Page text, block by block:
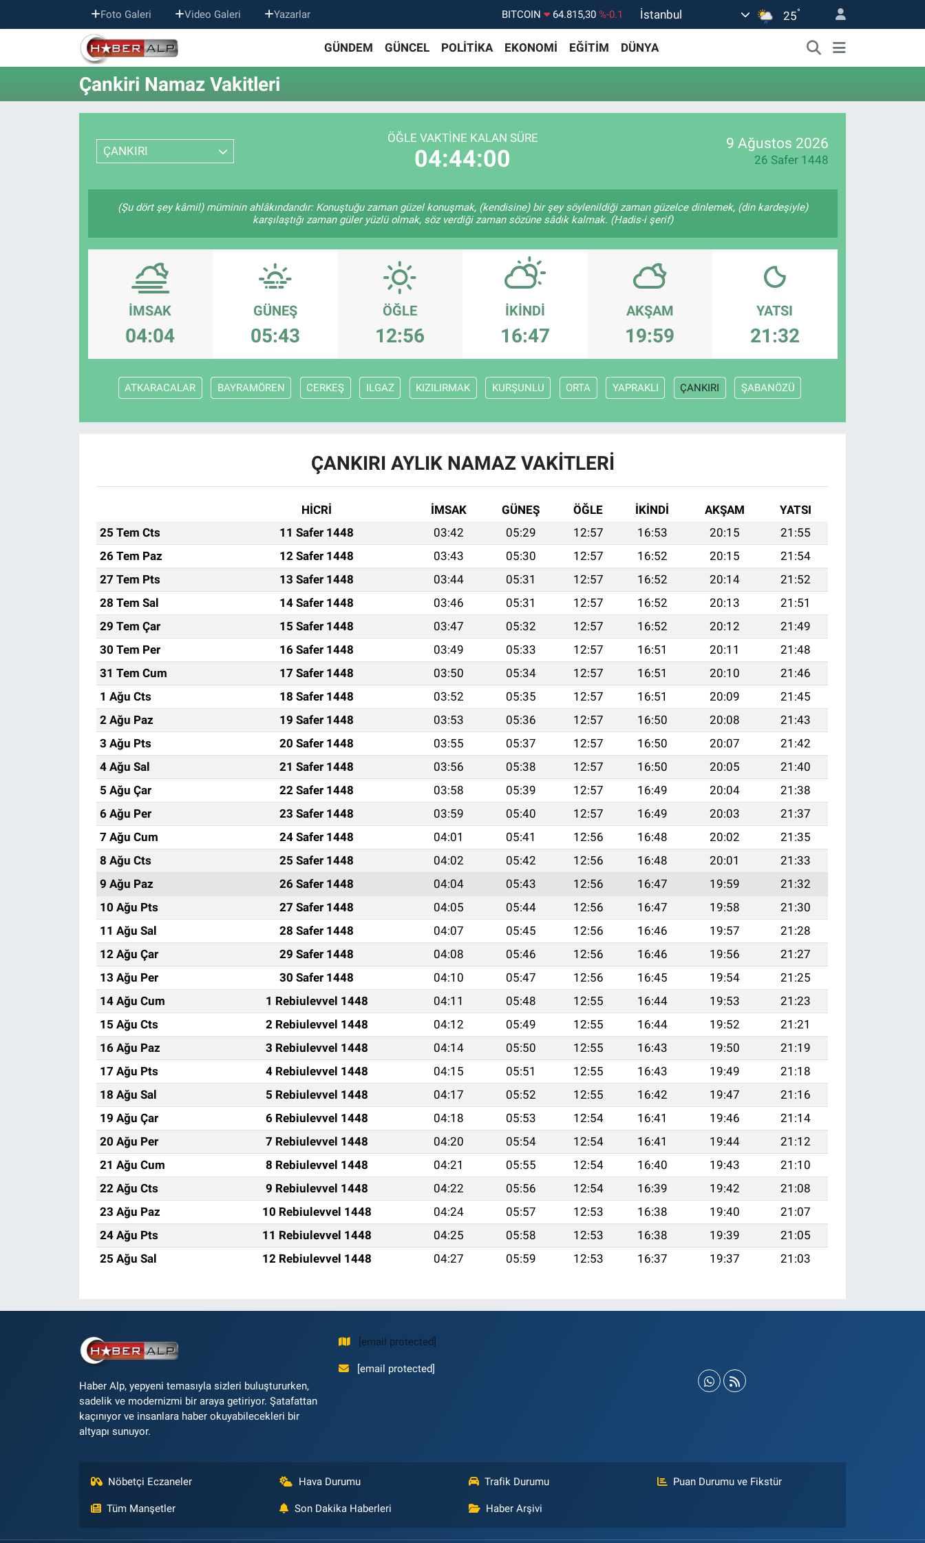
Foto Galeri Video Galeri Yazarlar BITCOIN 64.815,30 %-0.1
47,7436
%0.18
EURO
55,2510 %0.32
GRAM ALTIN
6660.55 %0
BİST100
İstanbul 25°
GÜNDEM GÜNCEL POLİTİKA EKONOMİ EĞİTİM DÜNYA
Çankiri Namaz Vakitleri
ÇANKIRI
ÖĞLE VAKTINE KALAN SÜRE
04:44:00
9 Ağustos 2026
26 Safer 1448
(Şu dört şey kâmil) müminin ahlâkındandır: Konuştuğu zaman güzel konuşmak, (kendisine) bir şey söylenildiği zaman güzelce dinlemek, (din kardeşiyle)
karşılaştığı zaman güler yüzlü olmak, söz verdiği zaman sözüne sâdık kalmak. (Hadis-i şerif)
İMSAK
04:04
GÜNEŞ
05:43
ÖĞLE
12:56
İKINDI
16:47
AKŞAM
19:59
YATSI
21:32
ATKARACALAR BAYRAMÖREN CERKEŞ ILGAZ KIZILIRMAK KURŞUNLU ORTA YAPRAKLI ÇANKIRI ŞABANÖZÜ
ÇANKIRI AYLIK NAMAZ VAKITLERI
HİCRİ İMSAK GÜNEŞ ÖĞLE İKINDI AKŞAM
YATSI
25 Tem Cts
11 Safer 1448 03:42 05:29 12:57 16:53 20:15
21:55
26 Tem Paz
12 Safer 1448 03:43 05:30 12:57 16:52 20:15
21:54
27 Tem Pts
13 Safer 1448 03:44 05:31 12:57 16:52 20:14
21:52
28 Tem Sal
14 Safer 1448 03:46 05:31 12:57 16:52 20:13
21:51
29 Tem Çar
15 Safer 1448 03:47 05:32 12:57 16:52 20:12
21:49
30 Tem Per
16 Safer 1448 03:49 05:33 12:57 16:51 20:11
21:48
31 Tem Cum
17 Safer 1448 03:50 05:34 12:57 16:51 20:10
21:46
1 Ağu Cts
18 Safer 1448 03:52 05:35 12:57 16:51 20:09
21:45
2 Ağu Paz
19 Safer 1448 03:53 05:36 12:57 16:50 20:08
21:43
3 Ağu Pts
20 Safer 1448 03:55 05:37 12:57 16:50 20:07
21:42
4 Ağu Sal
21 Safer 1448 03:56 05:38 12:57 16:50 20:05
21:40
5 Ağu Çar
22 Safer 1448 03:58 05:39 12:57 16:49 20:04
21:38
6 Ağu Per
23 Safer 1448 03:59 05:40 12:57 16:49 20:03
21:37
7 Ağu Cum
24 Safer 1448 04:01 05:41 12:56 16:48 20:02
21:35
8 Ağu Cts
25 Safer 1448 04:02 05:42 12:56 16:48 20:01
21:33
9 Ağu Paz
26 Safer 1448 04:04 05:43 12:56 16:47 19:59
21:32
10 Ağu Pts
27 Safer 1448 04:05 05:44 12:56 16:47 19:58
21:30
11 Ağu Sal
28 Safer 1448 04:07 05:45 12:56 16:46 19:57
21:28
12 Ağu Çar
29 Safer 1448 04:08 05:46 12:56 16:46 19:56
21:27
13 Ağu Per
30 Safer 1448 04:10 05:47 12:56 16:45 19:54
21:25
14 Ağu Cum
1 Rebiulevvel 1448 04:11 05:48 12:55 16:44 19:53
21:23
15 Ağu Cts
2 Rebiulevvel 1448 04:12 05:49 12:55 16:44 19:52
21:21
16 Ağu Paz
3 Rebiulevvel 1448 04:14 05:50 12:55 16:43 19:50
21:19
17 Ağu Pts
4 Rebiulevvel 1448 04:15 05:51 12:55 16:43 19:49
21:18
18 Ağu Sal
5 Rebiulevvel 1448 04:17 05:52 12:55 16:42 19:47
21:16
19 Ağu Çar
6 Rebiulevvel 1448 04:18 05:53 12:54 16:41 19:46
21:14
20 Ağu Per
7 Rebiulevvel 1448 04:20 05:54 12:54 16:41 19:44
21:12
21 Ağu Cum
8 Rebiulevvel 1448 04:21 05:55 12:54 16:40 19:43
21:10
22 Ağu Cts
9 Rebiulevvel 1448 04:22 05:56 12:54 16:39 19:42
21:08
23 Ağu Paz
10 Rebiulevvel 1448 04:24 05:57 12:53 16:38 19:40
21:07
24 Ağu Pts
11 Rebiulevvel 1448 04:25 05:58 12:53 16:38 19:39
21:05
25 Ağu Sal
12 Rebiulevvel 1448 04:27 05:59 12:53 16:37 19:37 21:03
Haber Alp, yepyeni temasıyla sizleri buluştururken,
sadelik ve modernizmi bir araya getiriyor. Şatafattan
kaçınıyor ve insanlara haber okuyabilecekleri bir
altyapı sunuyor.
[email protected]
[email protected]
Nöbetçi Eczaneler Hava Durumu Trafik Durumu Puan Durumu ve Fikstür
Tüm Manşetler Son Dakika Haberleri Haber Arşivi
Nöbetçi Eczaneler
Hava Durumu
Süper Lig Puan Durumu ve Fikstür
Tüm Manşetler